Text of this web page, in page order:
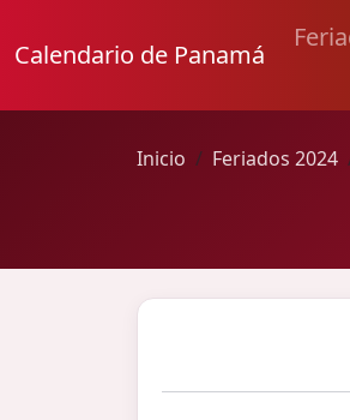
Calendario de Panamá
Inicio Feriados 2024